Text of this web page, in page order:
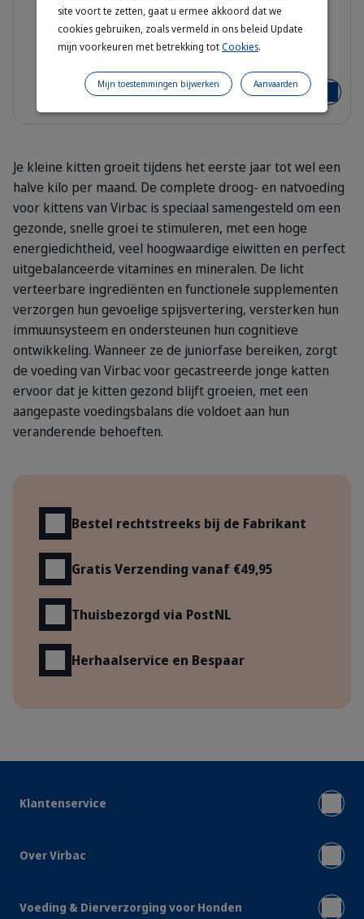
Kitten Pre Neutered – Volledige
Droogvoeding voor Kittens
Vanaf€ 23,33€ 25,36 Voeg
Je kleine kitten groeit tijdens het eerste jaar tot wel een
halve kilo per maand. De complete droog- en natvoeding
voor kittens van Virbac is speciaal samengesteld om een
gezonde, snelle groei te stimuleren, met een hoge
energiedichtheid, veel hoogwaardige eiwitten en perfect
uitgebalanceerde vitamines en mineralen. De licht
verteerbare ingrediënten en functionele supplementen
verzorgen hun gevoelige spijsvertering, versterken hun
immuunsysteem en ondersteunen hun cognitieve
ontwikkeling. Wanneer ze de juniorfase bereiken, zorgt
de voeding van Virbac voor gecastreerde jonge katten
ervoor dat je kitten gezond blijft groeien, met een
aangepaste voedingsbalans die voldoet aan hun
veranderende behoeften.
Bestel rechtstreeks bij de Fabrikant
Gratis Verzending vanaf €49,95
Thuisbezorgd via PostNL
Herhaalservice en Bespaar
Klantenservice
Over Virbac
Voeding & Dierverzorging voor Honden
site voort te zetten, gaat u ermee akkoord dat we
cookies gebruiken, zoals vermeld in ons beleid Update
mijn voorkeuren met betrekking totCookies.
Aanvaarden
Mijn toestemmingen bijwerken